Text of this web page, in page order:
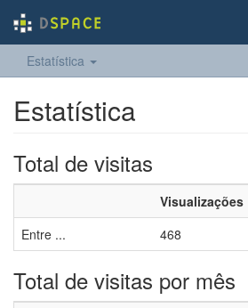
Estatística
Estatística
Total de visitas
Visualizações
Entre ...
468
Total de visitas por mês